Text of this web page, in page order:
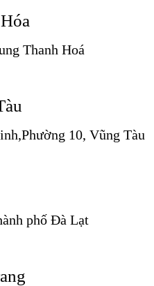
Thanh Hoá
10, Vũng Tàu
phố Đà Lạt